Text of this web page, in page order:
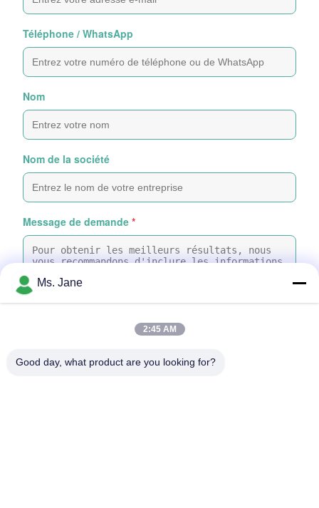
Téléphone / WhatsApp
Nom
Nom de la société
Message de demande *
Choisir les fichiers
Ms. Jane
2:45 AM
Good day, what product are you looking for?